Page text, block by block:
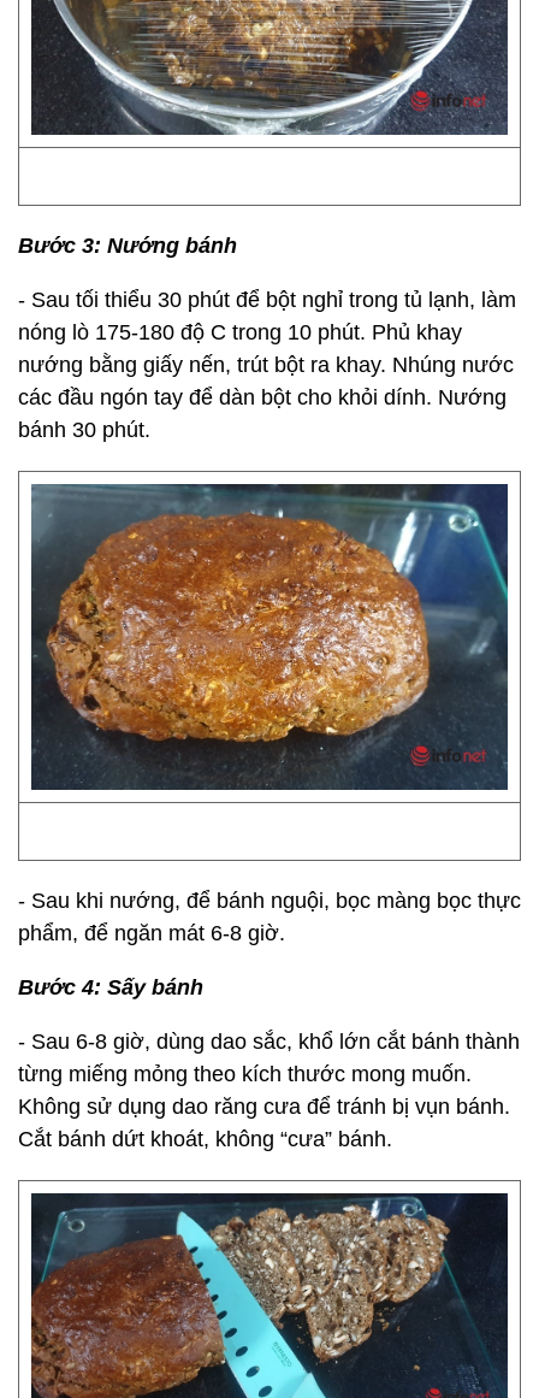
Bước 3: Nướng bánh
- Sau tối thiểu 30 phút để bột nghỉ trong tủ lạnh, làm
nóng lò 175-180 độ C trong 10 phút. Phủ khay
nướng bằng giấy nến, trút bột ra khay. Nhúng nước
các đầu ngón tay để dàn bột cho khỏi dính. Nướng
bánh 30 phút.
- Sau khi nướng, để bánh nguội, bọc màng bọc thực
phẩm, để ngăn mát 6-8 giờ.
Bước 4: Sấy bánh
- Sau 6-8 giờ, dùng dao sắc, khổ lớn cắt bánh thành
từng miếng mỏng theo kích thước mong muốn.
Không sử dụng dao răng cưa để tránh bị vụn bánh.
Cắt bánh dứt khoát, không “cưa” bánh.